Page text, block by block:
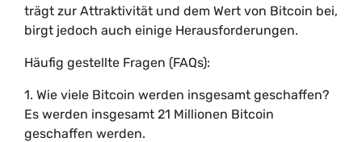
trägt zur Attraktivität und dem Wert von Bitcoin bei,
birgt jedoch auch einige Herausforderungen.
Häufig gestellte Fragen (FAQs):
1. Wie viele Bitcoin werden insgesamt geschaffen?
Es werden insgesamt 21 Millionen Bitcoin
geschaffen werden.